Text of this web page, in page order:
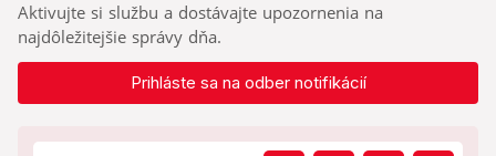
Aktivujte si službu a dostávajte upozornenia na
najdôležitejšie správy dňa.
Prihláste sa na odber notifikácií